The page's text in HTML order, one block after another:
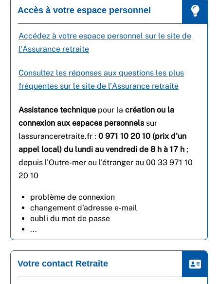
Accès à votre espace personnel
Accédez à votre espace personnel sur le site de
l'Assurance retraite
Consultez les réponses aux questions les plus
fréquentes sur le site de l'Assurance retraite
Assistance technique pour la création ou la
connexion aux espaces personnels sur
lassuranceretraite.fr : 0 971 10 20 10 (prix d'un
appel local) du lundi au vendredi de 8 h à 17 h ;
depuis l'Outre-mer ou l'étranger au 00 33 971 10
20 10
problème de connexion
changement d'adresse e-mail
oubli du mot de passe
...
Votre contact Retraite